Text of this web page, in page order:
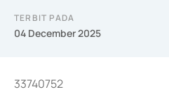
TERBIT PADA
04 December 2025
33740752